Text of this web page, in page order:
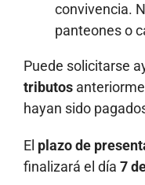
convivencia.
panteones o
Puede solicitarse
tributos
hayan sido
El plazo de
finalizará el día 7